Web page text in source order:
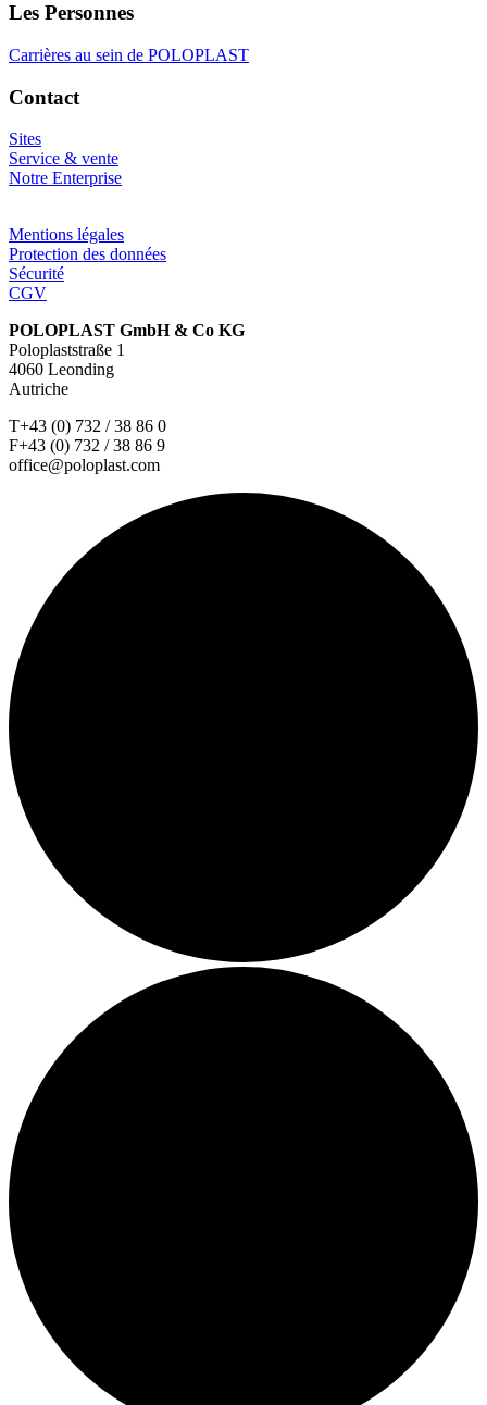
Les Personnes
Carrières au sein de POLOPLAST
Contact
Sites
Service & vente
Notre Enterprise
Mentions légales
Protection des données
Sécurité
CGV
POLOPLAST GmbH & Co KG
Poloplaststraße 1
4060 Leonding
Autriche
T+43 (0) 732 / 38 86 0
F+43 (0) 732 / 38 86 9
office@poloplast.com